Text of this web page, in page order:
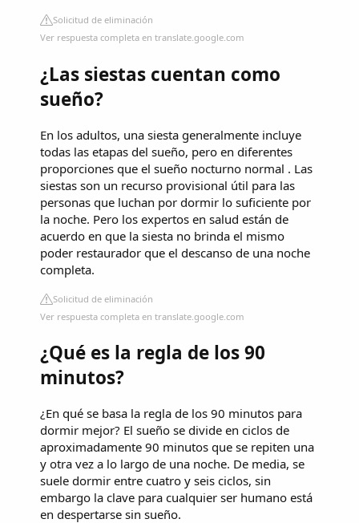
Solicitud de eliminación
Ver respuesta completa en translate.google.com
¿Las siestas cuentan como
sueño?
En los adultos, una siesta generalmente incluye
todas las etapas del sueño, pero en diferentes
proporciones que el sueño nocturno normal . Las
siestas son un recurso provisional útil para las
personas que luchan por dormir lo suficiente por
la noche. Pero los expertos en salud están de
acuerdo en que la siesta no brinda el mismo
poder restaurador que el descanso de una noche
completa.
Solicitud de eliminación
Ver respuesta completa en translate.google.com
¿Qué es la regla de los 90
minutos?
¿En qué se basa la regla de los 90 minutos para
dormir mejor? El sueño se divide en ciclos de
aproximadamente 90 minutos que se repiten una
y otra vez a lo largo de una noche. De media, se
suele dormir entre cuatro y seis ciclos, sin
embargo la clave para cualquier ser humano está
en despertarse sin sueño.